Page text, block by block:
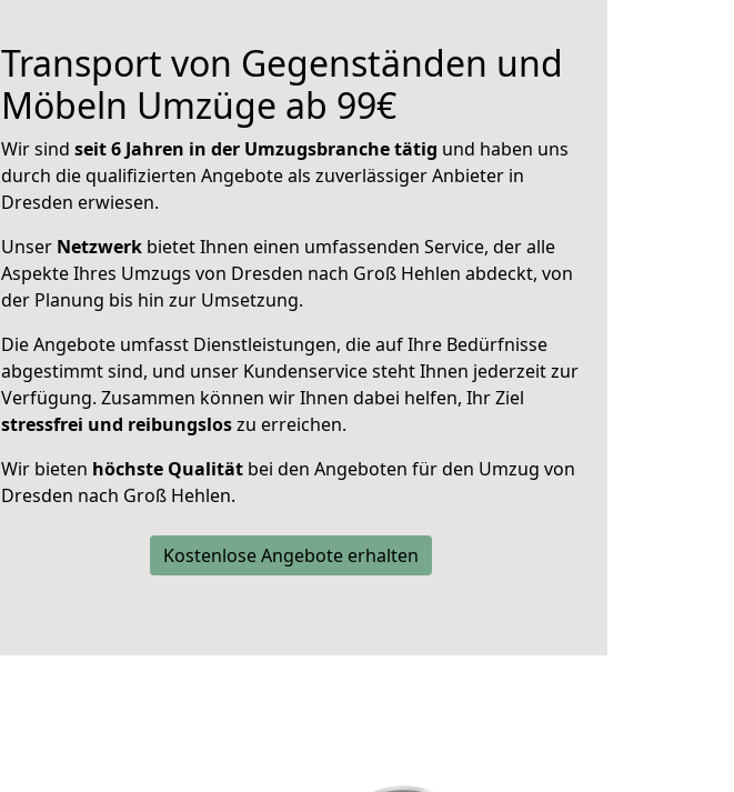
Transport von Gegenständen und
Möbeln Umzüge ab 99€
Wir sind seit 6 Jahren in der Umzugsbranche tätig und haben uns
durch die qualifizierten Angebote als zuverlässiger Anbieter in
Dresden erwiesen.
Unser Netzwerk bietet Ihnen einen umfassenden Service, der alle
Aspekte Ihres Umzugs von Dresden nach Groß Hehlen abdeckt, von
der Planung bis hin zur Umsetzung.
Die Angebote umfasst Dienstleistungen, die auf Ihre Bedürfnisse
abgestimmt sind, und unser Kundenservice steht Ihnen jederzeit zur
Verfügung. Zusammen können wir Ihnen dabei helfen, Ihr Ziel
stressfrei und reibungsloszu erreichen.
Wir bieten höchste Qualität bei den Angeboten für den Umzug von
Dresden nach Groß Hehlen.
Kostenlose Angebote erhalten